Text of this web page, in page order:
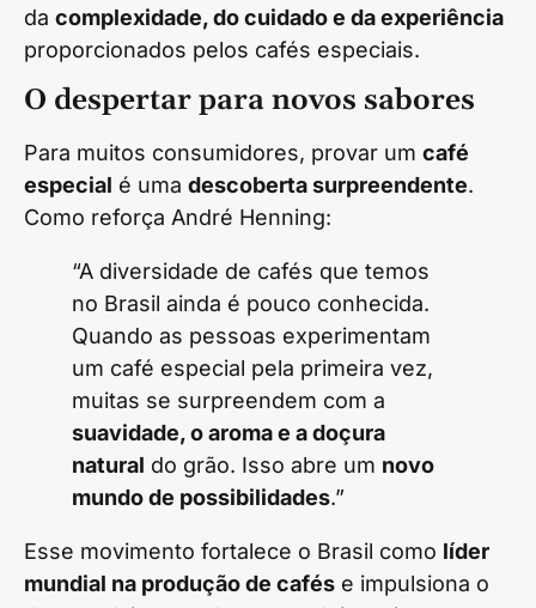
da complexidade, do cuidado e da experiência
proporcionados pelos cafés especiais.
O despertar para novos sabores
Para muitos consumidores, provar um café
especial é uma descoberta surpreendente.
Como reforça André Henning:
“A diversidade de cafés que temos
no Brasil ainda é pouco conhecida.
Quando as pessoas experimentam
um café especial pela primeira vez,
muitas se surpreendem com a
suavidade, o aroma e a doçura
natural do grão. Isso abre um novo
mundo de possibilidades.”
Esse movimento fortalece o Brasil como líder
mundial na produção de cafés e impulsiona o